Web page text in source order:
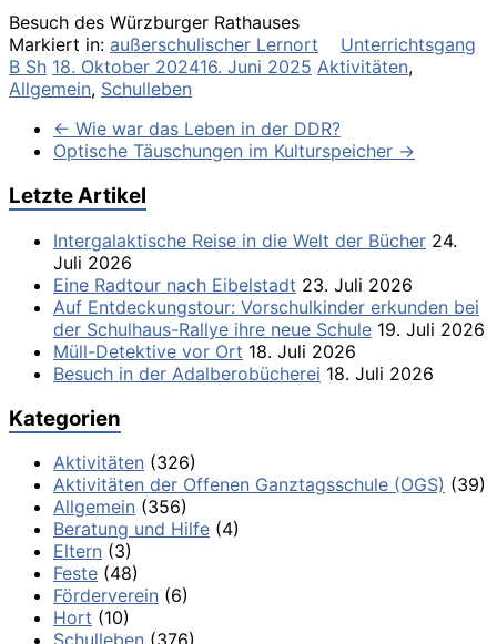
Besuch des Würzburger Rathauses
Markiert in: außerschulischer Lernort
Unterrichtsgang
B Sh 18. Oktober 202416. Juni 2025 Aktivitäten,
Allgemein, Schulleben
← Wie war das Leben in der DDR?
Optische Täuschungen im Kulturspeicher →
Letzte Artikel
Intergalaktische Reise in die Welt der Bücher 24.
Juli 2026
Eine Radtour nach Eibelstadt 23. Juli 2026
Auf Entdeckungstour: Vorschulkinder erkunden bei
der Schulhaus-Rallye ihre neue Schule 19. Juli 2026
Müll-Detektive vor Ort 18. Juli 2026
Besuch in der Adalberobücherei 18. Juli 2026
Kategorien
Aktivitäten (326)
Aktivitäten der Offenen Ganztagsschule (OGS) (39)
Allgemein (356)
Beratung und Hilfe (4)
Eltern (3)
Feste (48)
Förderverein (6)
Hort (10)